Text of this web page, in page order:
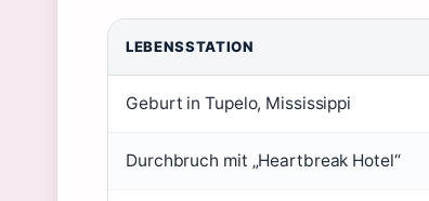
LEBENSSTATION
Geburt in Tupelo, Mississippi
Durchbruch mit „Heartbreak Hotel“